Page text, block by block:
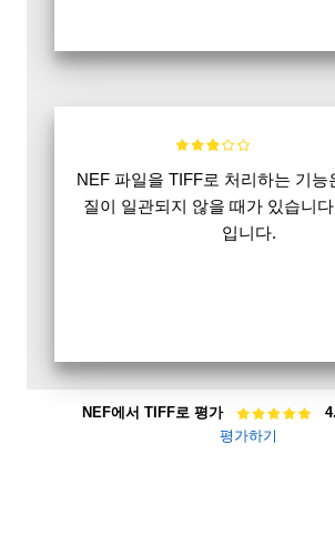
NEF 파일을 TIFF로 처리하는 기능
질이 일관되지 않을 때가 있습니
입니다.
NEF에서 TIFF로 평가
평가하기